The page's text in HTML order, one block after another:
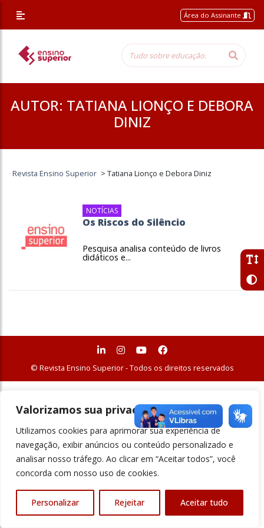
Valorizamos sua privacidade
Utilizamos cookies para aprimorar sua experiência de
navegação, exibir anúncios ou conteúdo personalizado e
analisar nosso tráfego. Ao clicar em “Aceitar todos”, você
concorda com nosso uso de cookies.
Personalizar Rejeitar Aceitar tudo
Área do Assinante
AUTOR: TATIANA LIONÇO E DEBORA
DINIZ
Revista Ensino Superior > Tatiana Lionço e Debora Diniz
NOTÍCIAS
Os Riscos do Silêncio
Pesquisa analisa conteúdo de livros
didáticos e...
© Revista Ensino Superior - Todos os direitos reservados